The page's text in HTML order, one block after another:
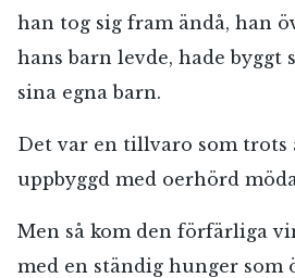
han tog sig fram ändå, han
hans barn levde, hade byggt
sina egna barn.
Det var en tillvaro som trots
uppbyggd med oerhörd
Men så kom den förfärliga
med en ständig hunger som